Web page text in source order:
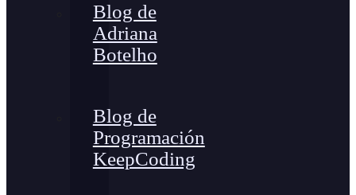
Blog de
Adriana
Botelho
Blog de
Programación
KeepCoding